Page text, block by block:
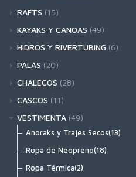
Hinchables(8)
Rigidas(0)
RAFTS (15)
Hypalon(4)
PVC(11)
KAYAKS Y CANOAS (49)
Aguas Bravas(16)
Hinchables(14)
Slalom y Polo(4)
Autovaciables(11)
Mar y Paseo(4)
HIDROS Y RIVERTUBING (6)
Hidrospeed(3)
Tubing(3)
PALAS (20)
Rafting y Canoas(2)
Paddle Sup(4)
Kayak(14)
CHALECOS (28)
Accesorios Chalecos(2)
Kayak y Paddle(16)
Rafting y Rescate(10)
CASCOS (11)
cascos(8)
Accesorios y Protecciones(3)
VESTIMENTA (49)
Anoraks y Trajes Secos(13)
Ropa de Neopreno(18)
Ropa Térmica(2)